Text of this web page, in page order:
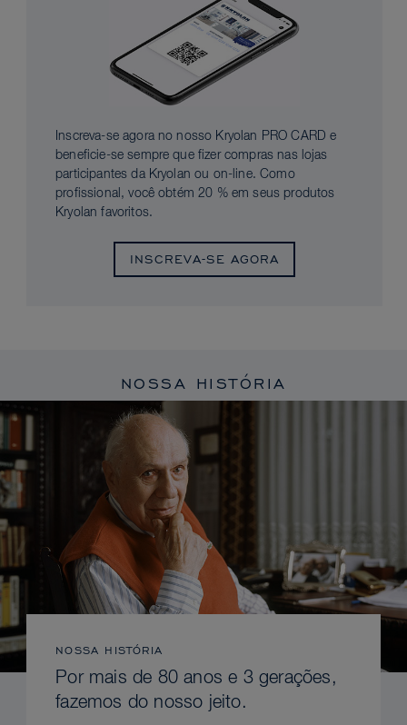
Inscreva-se agora no nosso Kryolan PRO CARD e
beneficie-se sempre que fizer compras nas lojas
participantes da Kryolan ou on-line. Como
profissional, você obtém 20 % em seus produtos
Kryolan favoritos.
INSCREVA-SE AGORA
NOSSA HISTÓRIA
NOSSA HISTÓRIA
Por mais de 80 anos e 3 gerações,
fazemos do nosso jeito.